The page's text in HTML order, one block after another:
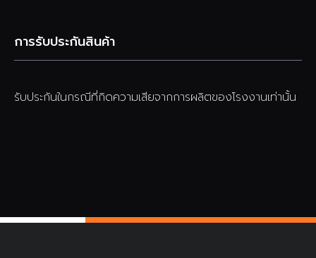
การรับประกันสินค้า
รับประกันในกรณีที่กิดความเสียจากการผลิตของโรงงานเท่านั้น